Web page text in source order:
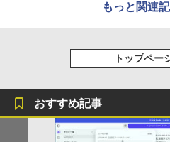
もっと関連
トップペー
おすすめ記事